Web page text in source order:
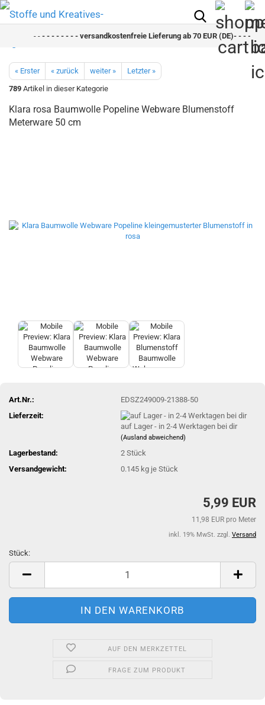
- - - - - - - - versandkostenfreie Lieferung ab 70 EUR (DE)- - - - - - -
« Erster « zurück weiter »
Letzter »
789 Artikel in dieser Kategorie
Klara rosa Baumwolle Popeline Webware Blumenstoff
Meterware 50 cm
Art.Nr.:
EDSZ249009-21388-50
Lieferzeit:
auf Lager - in 2-4 Werktagen bei dir
(Ausland abweichend)
Lagerbestand: 2Stück
Versandgewicht:
0.145 kg je Stück
5,99 EUR
11,98 EUR pro Meter
inkl. 19% MwSt. zzgl. Versand
Stück:
Stück
AUF DEN MERKZETTEL
FRAGE ZUM PRODUKT